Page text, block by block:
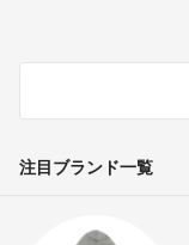
注目ブランド一覧